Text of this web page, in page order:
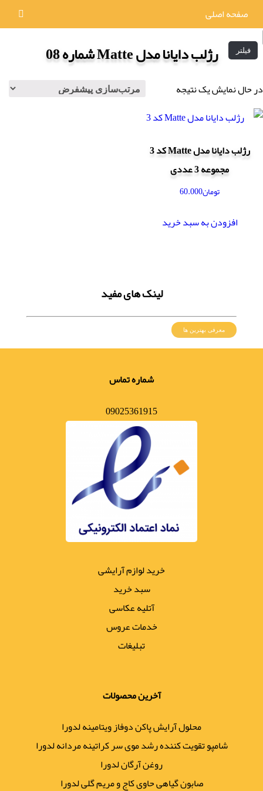
صفحه اصلی
فیلتر رژلب دایانا مدل Matte شماره 08
در حال نمایش یک نتیجه
رژلب دایانا مدل Matte کد 3
مجموعه 3 عددی
تومان60.000
افزودن به سبد خرید
لینک های مفید
معرفی بهترین ها
شماره تماس
09025361915
خرید لوازم آرایشی
سبد خرید
آتلیه عکاسی
خدمات عروس
تبلیغات
آخرین محصولات
محلول آرایش پاکن دوفاز ویتامینه لدورا
شامپو تقویت کننده رشد موی سر کراتینه مردانه لدورا
روغن آرگان لدورا
صابون گیاهی حاوی کاج و مریم گلی لدورا